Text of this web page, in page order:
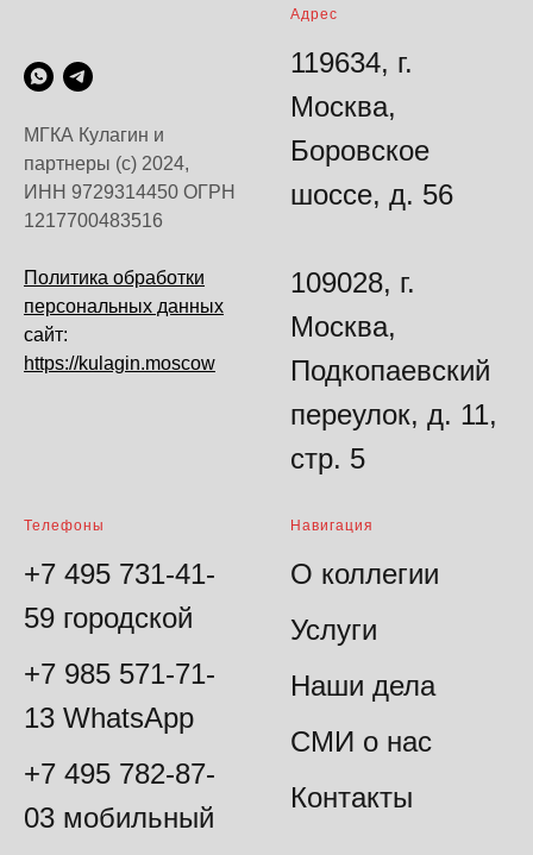
МГКА Кулагин и
партнеры (с) 2024,
ИНН 9729314450 ОГРН
1217700483516
Политика обработки
персональных данных
сайт:
https://kulagin.moscow
Адрес
119634, г.
Москва,
Боровское
шоссе, д. 56
109028, г.
Москва,
Подкопаевский
переулок, д. 11,
стр. 5
Телефоны
+7 495 731-41-
59 городской
+7 985 571-71-
13 WhatsApp
+7 495 782-87-
03 мобильный
Навигация
О коллегии
Услуги
Наши дела
СМИ о нас
Контакты